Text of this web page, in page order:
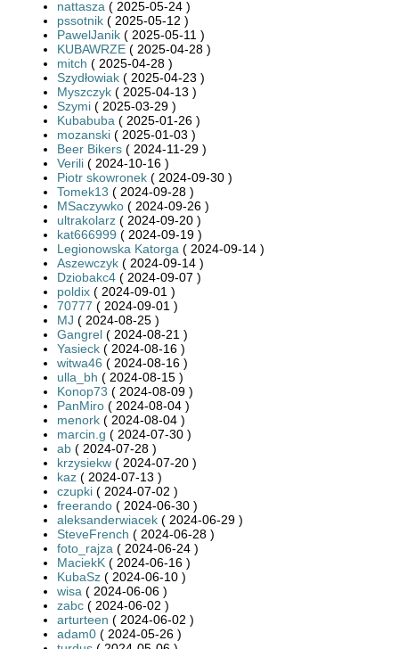
nattasza ( 2025-05-24 )
pssotnik ( 2025-05-12 )
PawelJanik ( 2025-05-11 )
KUBAWRZE ( 2025-04-28 )
mitch ( 2025-04-28 )
Szydłowiak ( 2025-04-23 )
Myszczyk ( 2025-04-13 )
Szymi ( 2025-03-29 )
Kubabuba ( 2025-01-26 )
mozanski ( 2025-01-03 )
Beer Bikers ( 2024-11-29 )
Verili ( 2024-10-16 )
Piotr skowronek ( 2024-09-30 )
Tomek13 ( 2024-09-28 )
MSaczywko ( 2024-09-26 )
ultrakolarz ( 2024-09-20 )
kat666999 ( 2024-09-19 )
Legionowska Katorga ( 2024-09-14 )
Aszewczyk ( 2024-09-14 )
Dziobakc4 ( 2024-09-07 )
poldix ( 2024-09-01 )
70777 ( 2024-09-01 )
MJ ( 2024-08-25 )
Gangrel ( 2024-08-21 )
Yasieck ( 2024-08-16 )
witwa46 ( 2024-08-16 )
ulla_bh ( 2024-08-15 )
Konop73 ( 2024-08-09 )
PanMiro ( 2024-08-04 )
menork ( 2024-08-04 )
marcin.g ( 2024-07-30 )
ab ( 2024-07-28 )
krzysiekw ( 2024-07-20 )
kaz ( 2024-07-13 )
czupki ( 2024-07-02 )
freerando ( 2024-06-30 )
aleksanderwiacek ( 2024-06-29 )
SteveFrench ( 2024-06-28 )
foto_rajza ( 2024-06-24 )
MaciekK ( 2024-06-16 )
KubaSz ( 2024-06-10 )
wisa ( 2024-06-06 )
zabc ( 2024-06-02 )
arturteen ( 2024-06-02 )
adam0 ( 2024-05-26 )